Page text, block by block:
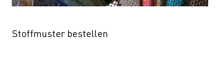
Stoffmuster bestellen